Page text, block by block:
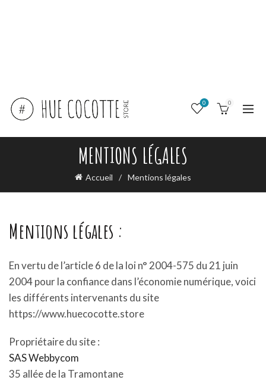
0 0
MENTIONS LÉGALES
Accueil Mentions légales
Mentions légales :
En vertu de l’article 6 de la loi n° 2004-575 du 21 juin
2004 pour la confiance dans l’économie numérique, voici
les différents intervenants du site
https://www.huecocotte.store
Propriétaire du site :
SAS Webbycom
35 allée de la Tramontane